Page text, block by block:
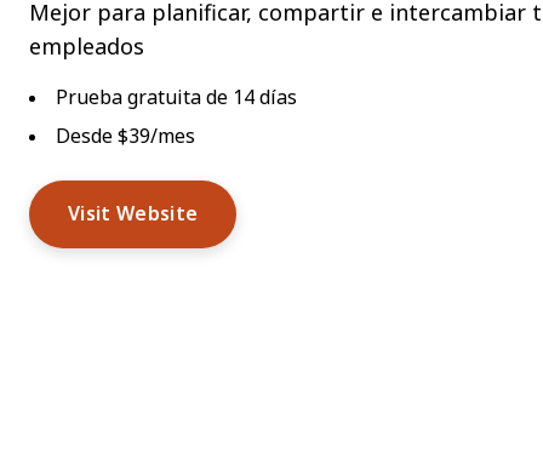
Mejor para planificar, compartir e intercambiar
empleados
Prueba gratuita de 14 días
Desde $39/mes
Visit Website